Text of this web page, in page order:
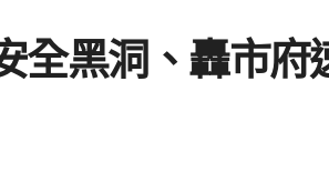
全黑洞、轟市府